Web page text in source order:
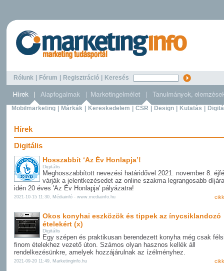
Rólunk Fórum Regisztráció Keresés
Mobilmarketing Márkák Kereskedelem CSR Design Kutatás
Hírek
Digitális
Hosszabbít ‘Az Év Honlapja’!
Digitális
Meghosszabbított nevezési határidővel 2021. november 8.
várják a jelentkezésedet az online szakma legrangosabb
idén 20 éves 'Az Év Honlapja' pályázatra!
2021-10-15 11:30, Médiainfó - www.mediainfo.hu
Okos konyhai eszközök és tippek az ínycsiklandozó
ételekért (x)
Digitális
Egy szépen és praktikusan berendezett konyha még csak
finom ételekhez vezető úton. Számos olyan hasznos kellék áll
rendelkezésünkre, amelyek hozzájárulnak az ízélményhez.
2021-09-20 11:49, Marketinginfo.hu